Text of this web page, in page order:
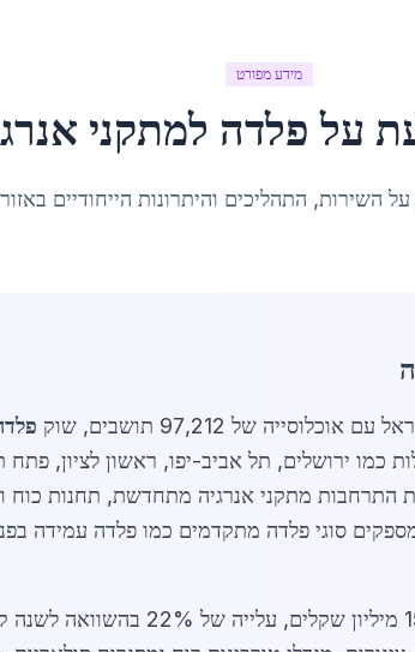
מידע מפורט
על פלדה למתקני
השירות, התהליכים והיתרונות הייחודיים
כמו ירושלים, תל אביב-יפו, ראשון לציון,
התרחבות מתקני אנרגיה מתחדשת, תחנות
מקומיים ויבואנים מספקים סוגי פלדה מתקדמים כמו פלדה
שוק הפלדה למתקני אנרגיה בחדרה